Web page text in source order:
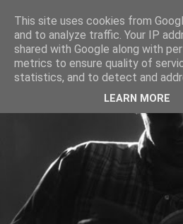
This site uses cookies from
and to analyze traffic. Your IP
shared with Google along with
metrics to ensure quality of
statistics, and to detect and
LEARN MORE